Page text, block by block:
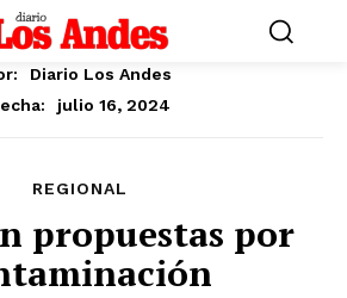
Diario Los Andes
julio 16, 2024
REGIONAL
propuestas por